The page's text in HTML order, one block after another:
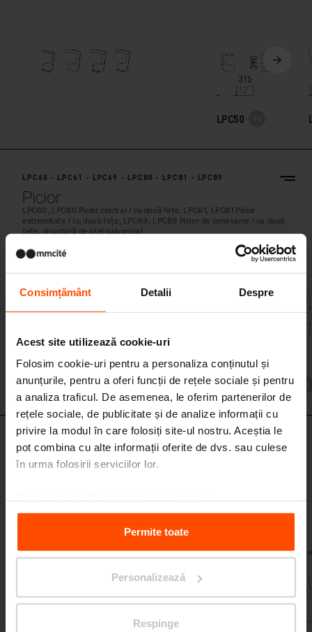
Consimțământ Detalii Despre
Acest site utilizează cookie-uri
Folosim cookie-uri pentru a personaliza conținutul și
anunțurile, pentru a oferi funcții de rețele sociale și pentru
a analiza traficul. De asemenea, le oferim partenerilor de
rețele sociale, de publicitate și de analize informații cu
privire la modul în care folosiți site-ul nostru. Aceștia le
pot combina cu alte informații oferite de dvs. sau culese
în urma folosirii serviciilor lor.
vizitațiPrinciples Relating to the Processing Personal
Permite toate
Personalizează
Respinge
LPC50
LPC60 - LPC61 - LPC69 - LPC80 - LPC81 - LPC89
Picior
LPC60, LPC80 Picior central / cu două fețe, LPC61, LPC81 Picior
extremitate / cu două fețe, LPC69, LPC89 Picior de conexiune / cu două
fete, structură de oțel galvanizat
LPC60
LPC70 - LPC71 - LPC72 - LPC79
Picior